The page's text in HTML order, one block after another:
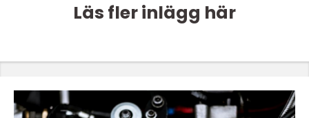
Läs fler inlägg här